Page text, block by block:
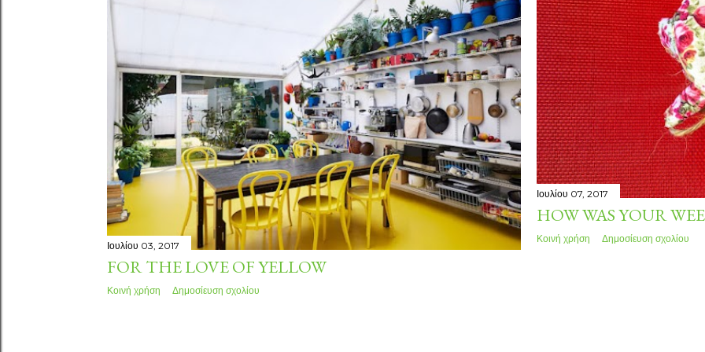
Ιουλίου 07, 2017
HOW WAS YOUR
Κοινή χρήση Δημοσίευση σχολίου
Ιουλίου 03, 2017
FOR THE LOVE OF YELLOW
Κοινή χρήση Δημοσίευση σχολίου